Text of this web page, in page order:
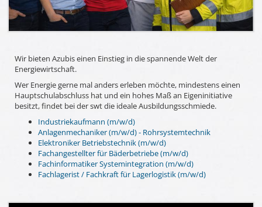
Wir bieten Azubis einen Einstieg in die spannende Welt der
Energiewirtschaft.
Wer Energie gerne mal anders erleben möchte, mindestens einen
Hauptschulabschluss hat und ein hohes Maß an Eigeninitiative
besitzt, findet bei der swt die ideale Ausbildungsschmiede.
Industriekaufmann (m/w/d)
Anlagenmechaniker (m/w/d) - Rohrsystemtechnik
Elektroniker Betriebstechnik (m/w/d)
Fachangestellter für Bäderbetriebe (m/w/d)
Fachinformatiker Systemintegration (m/w/d)
Fachlagerist / Fachkraft für Lagerlogistik (m/w/d)